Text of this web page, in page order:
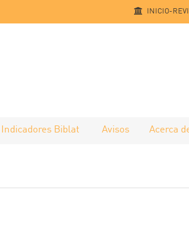
INICIO-
Indicadores Biblat Avisos Acerca